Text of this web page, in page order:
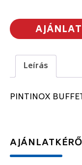
Leírás
PINTINOX